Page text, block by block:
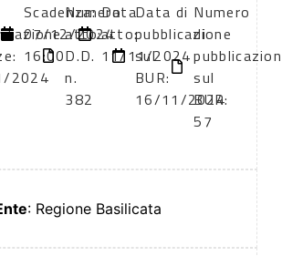
2024
Scadenza:
07/12/2024
16:00
Numero
atto:
D.D.
n.
382
Data
atto:
11/11/2024
Data di
pubblicazione
sul
BUR:
16/11/2024
Numero
di
sul
BUR:
57
: Regione Basilicata